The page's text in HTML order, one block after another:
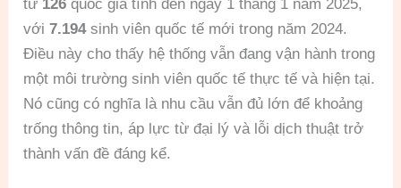
từ 126 quốc gia tính đến ngày 1 tháng 1 năm 2025,
với7.194sinh viên quốc tế mới trong năm 2024.
Điều này cho thấy hệ thống vẫn đang vận hành trong
một môi trường sinh viên quốc tế thực tế và hiện tại.
Nó cũng có nghĩa là nhu cầu vẫn đủ lớn để khoảng
trống thông tin, áp lực từ đại lý và lỗi dịch thuật trở
thành vấn đề đáng kể.